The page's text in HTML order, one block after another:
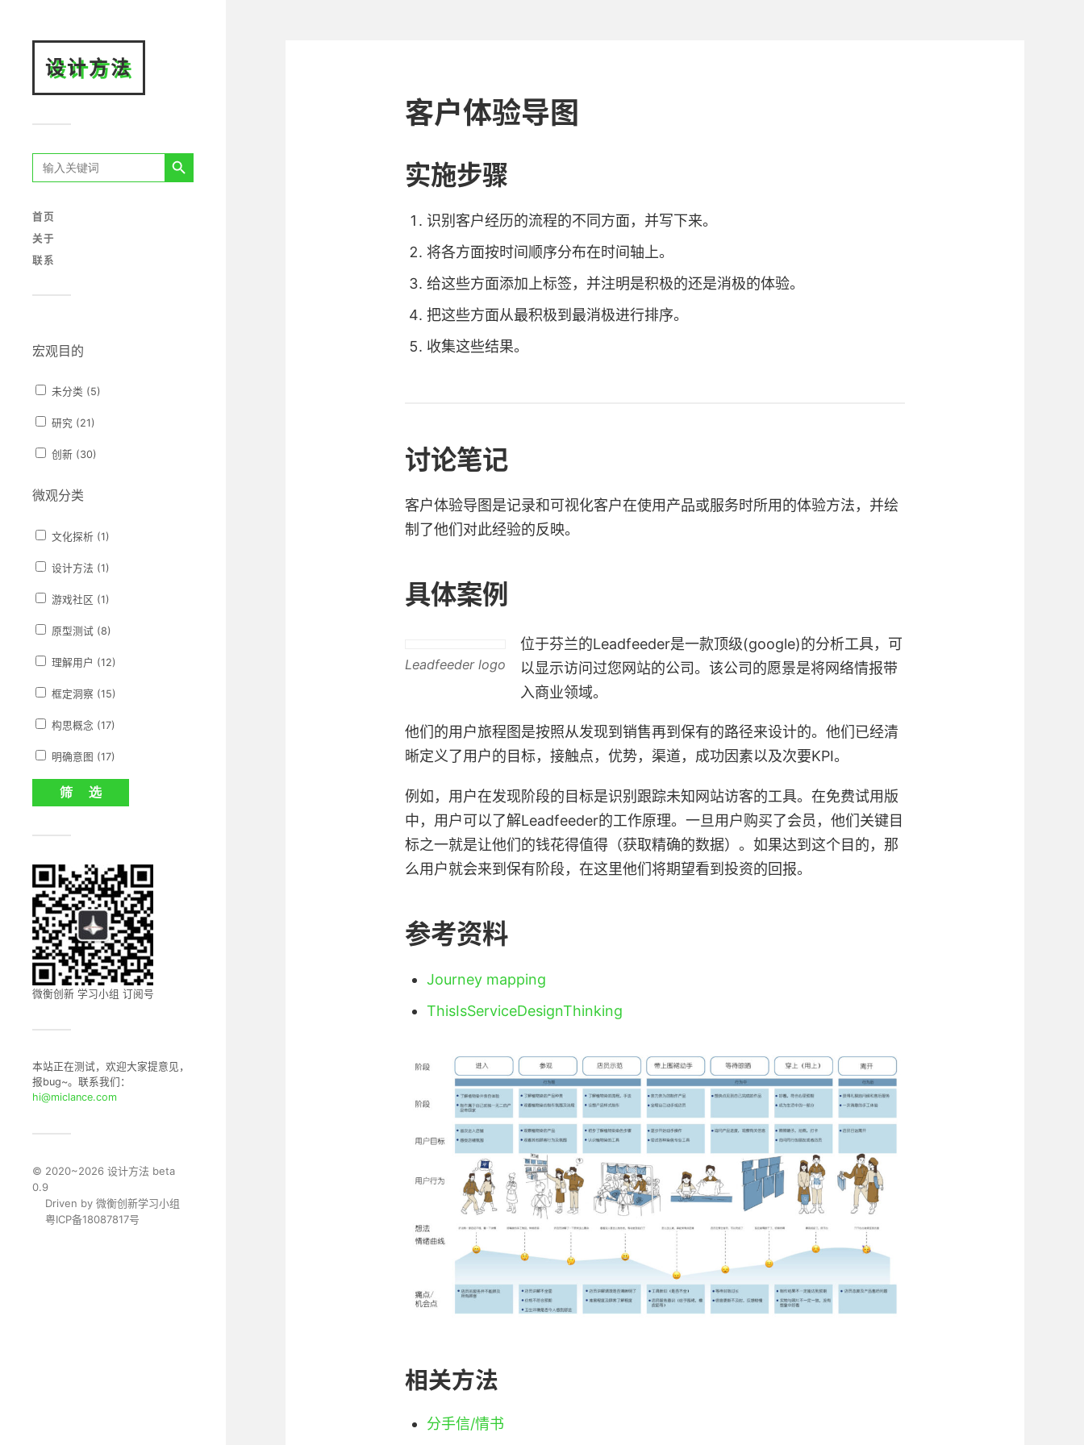
设计方法
SEARCH
FOR:
搜索按钮
首页
关于
联系
宏观目的
未分类 (5)
研究 (21)
创新 (30)
微观分类
文化探析 (1)
设计方法 (1)
游戏社区 (1)
原型测试 (8)
理解用户 (12)
框定洞察 (15)
构思概念 (17)
明确意图 (17)
微衡创新 学习小组 订阅号
本站正在测试，欢迎大家提意见，
报bug~。联系我们：
hi@miclance.com
© 2020~2026 设计方法 beta
0.9
Driven by 微衡创新学习小组
粤ICP备18087817号
客户体验导图
实施步骤
识别客户经历的流程的不同方面，并写下来。
将各方面按时间顺序分布在时间轴上。
给这些方面添加上标签，并注明是积极的还是消极的体验。
把这些方面从最积极到最消极进行排序。
收集这些结果。
讨论笔记
客户体验导图是记录和可视化客户在使用产品或服务时所用的体验方法，并绘
制了他们对此经验的反映。
具体案例
Leadfeeder logo
位于芬兰的Leadfeeder是一款顶级(google)的分析工具，可
以显示访问过您网站的公司。该公司的愿景是将网络情报带
入商业领域。
他们的用户旅程图是按照从发现到销售再到保有的路径来设计的。他们已经清
晰定义了用户的目标，接触点，优势，渠道，成功因素以及次要KPI。
例如，用户在发现阶段的目标是识别跟踪未知网站访客的工具。在免费试用版
中，用户可以了解Leadfeeder的工作原理。一旦用户购买了会员，他们关键目
标之一就是让他们的钱花得值得（获取精确的数据）。如果达到这个目的，那
么用户就会来到保有阶段，在这里他们将期望看到投资的回报。
参考资料
Journey mapping
ThisIsServiceDesignThinking
相关方法
分手信/情书